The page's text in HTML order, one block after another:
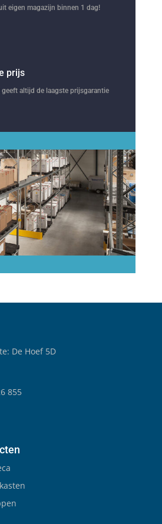
eigen magazijn binnen 1 dag!
prijs
geeft altijd de laagste prijsgarantie
De Hoef 5D
855